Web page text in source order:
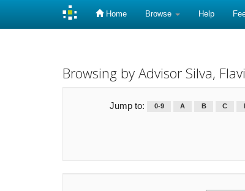
Home Browse Help
Browsing by Advisor Silva,
Jump to: 0-9 A B C